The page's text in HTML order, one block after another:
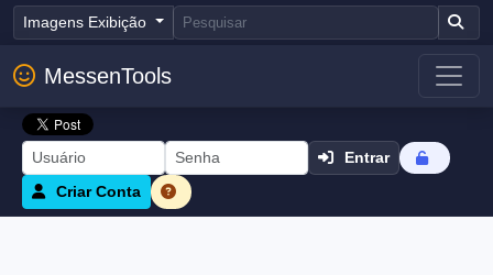
Imagens Exibição
MessenTools
Entrar
Criar Conta